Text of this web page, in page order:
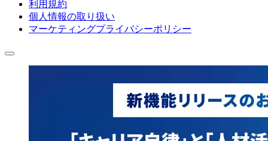
利用規約
個人情報の取り扱い
マーケティングプライバシーポリシー